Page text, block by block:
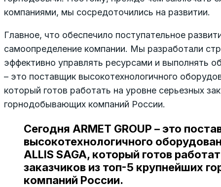
компаниями, мы сосредоточились на развитии.
Главное, что обеспечило поступательное
самоопределение компании. Мы разработали
эффективно управлять ресурсами и выполнять
– это поставщик высокотехнологичного
который готов работать на уровне серьезных
горнодобывающих компаний России.
Сегодня ARMET GROUP – это
высокотехнологичного
ALLIS SAGA, который готов
заказчиков из топ-5 крупнейших
компаний России.